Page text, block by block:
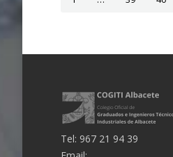
Tel: 967 21 94 39